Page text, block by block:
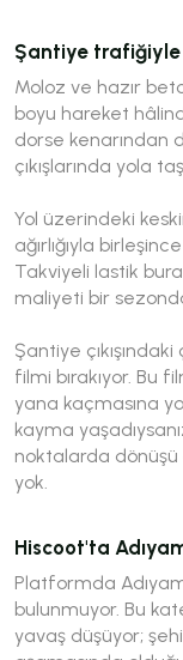
Şantiye trafiğiyle
Moloz ve hazır
boyu hareket
dorse kenarından
çıkışlarında yola
Yol üzerindeki
ağırlığıyla
Takviyeli lastik
maliyeti bir
Şantiye
filmi bırakıyor. Bu
yana kaçmasına
kayma
noktalarda dönüşü
yok.
Hiscoot'ta
Platformda
bulunmuyor. Bu
yavaş düşüyor;